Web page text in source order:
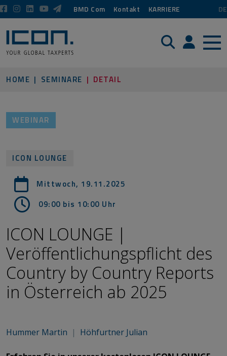
BMD Com Kontakt KARRIERE DE
Suche Login /
HOME SEMINARE DETAIL
WEBINAR
ICON LOUNGE
Mittwoch, 19.11.2025
09:00 bis 10:00 Uhr
ICON LOUNGE |
Veröffentlichungspflicht des
Country by Country Reports
in Österreich ab 2025
Hummer Martin | Höhfurtner Julian